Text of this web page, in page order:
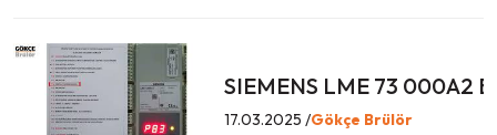
SIEMENS LME 73 000A2
17.03.2025 /Gökçe Brülör